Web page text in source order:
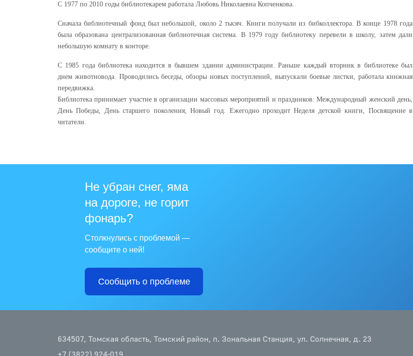
С 1977 по 2010 годы библиотекарем работала Любовь Николаевна Копченкова.
Сначала библиотечный фонд был небольшой, около 2 тысяч. Книги получали из бибколлектора. В конце 1978 года
была образована централизованная библиотечная система. В 1979 году библиотеку перевели в школу, затем дали
небольшую комнату в конторе.
С 1985 года библиотека находится в бывшем здании администрации. Раньше каждый вторник в библиотеке был
днем животновода. Проводились беседы, обзоры новых поступлений, выпускали боевые листки, работала книжная
передвижка.
Библиотека принимает участие в организации массовых мероприятий и праздников: Международный женский день,
День Победы, День старшего поколения, Новый год. Ежегодно проходит Неделя детской книги, Посвящение в
читатели.
Не убран снег, яма
на дороге, не горит
фонарь?
Столкнулись с проблемой —
сообщите о ней!
Сообщить о проблеме
634507, Томская область, Томский район, п. Зональная Станция, ул. Солнечная, д. 23